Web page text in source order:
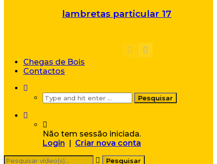
lambretas particular 17
Chegas de Bois
Contactos
Não tem sessão iniciada.
Login
Criar nova conta